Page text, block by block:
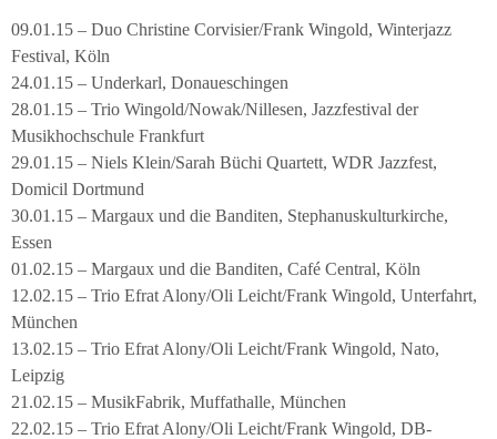
09.01.15 – Duo Christine Corvisier/Frank Wingold, Winterjazz
Festival, Köln
24.01.15 – Underkarl, Donaueschingen
28.01.15 – Trio Wingold/Nowak/Nillesen, Jazzfestival der
Musikhochschule Frankfurt
29.01.15 – Niels Klein/Sarah Büchi Quartett, WDR Jazzfest,
Domicil Dortmund
30.01.15 – Margaux und die Banditen, Stephanuskulturkirche,
Essen
01.02.15 – Margaux und die Banditen, Café Central, Köln
12.02.15 – Trio Efrat Alony/Oli Leicht/Frank Wingold, Unterfahrt,
München
13.02.15 – Trio Efrat Alony/Oli Leicht/Frank Wingold, Nato,
Leipzig
21.02.15 – MusikFabrik, Muffathalle, München
22.02.15 – Trio Efrat Alony/Oli Leicht/Frank Wingold, DB-